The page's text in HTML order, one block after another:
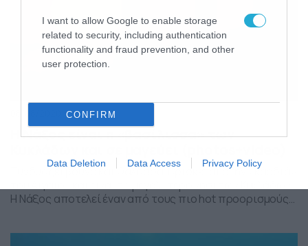
I want to allow Google to enable storage
related to security, including authentication
functionality and fraud prevention, and other
user protection.
CONFIRM
Data Deletion Data Access Privacy Policy
16:41
Η Νάξος είναι η «βασίλισσα» των
Συνδυάζει βουνό και θάλασσα. Βρίσκεται στην «καρδιά»
Η Νάξος αποτελεί έναν από τους πιο hot προορισμούς